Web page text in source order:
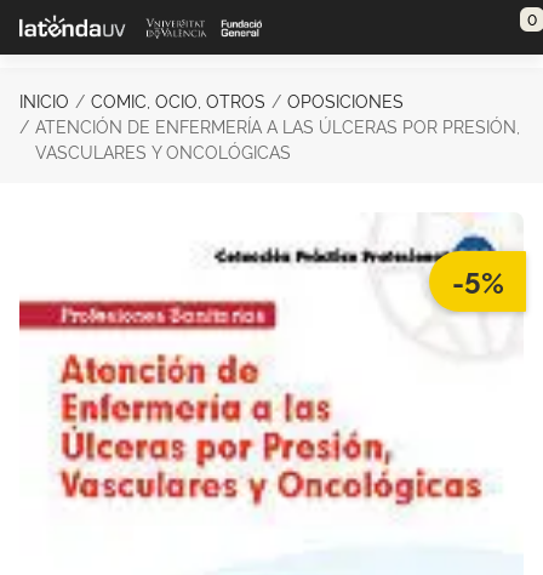
Saltar al contenido principal 0
INICIO COMIC, OCIO, OTROS
OPOSICIONES
ATENCIÓN DE ENFERMERÍA A LAS ÚLCERAS POR PRESIÓN,
VASCULARES Y ONCOLÓGICAS
-5%